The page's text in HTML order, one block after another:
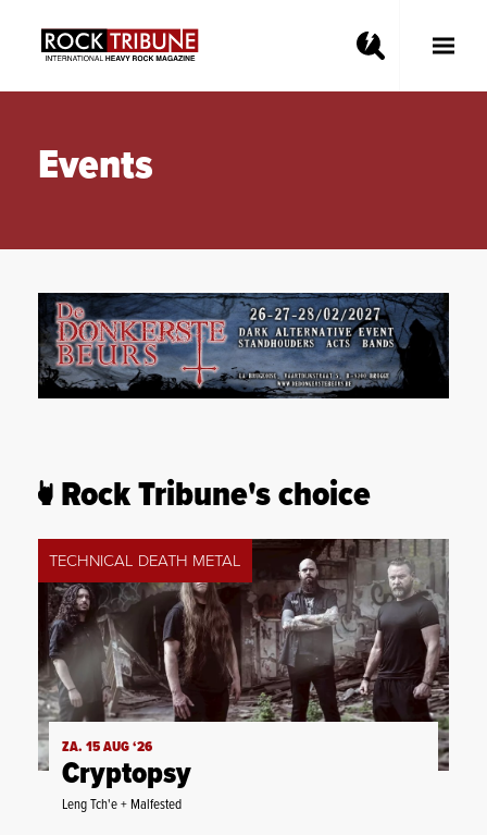
Toggle
Events
Rock Tribune's choice
TECHNICAL DEATH METAL
ZA. 15 AUG ‘26
Cryptopsy
Leng Tch'e + Malfested